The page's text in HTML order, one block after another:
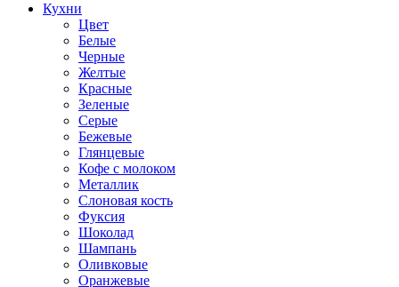
Кухни
Цвет
Белые
Черные
Желтые
Красные
Зеленые
Серые
Бежевые
Глянцевые
Кофе с молоком
Металлик
Слоновая кость
Фуксия
Шоколад
Шампань
Оливковые
Оранжевые